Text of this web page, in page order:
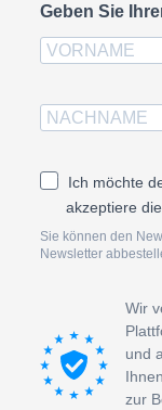
Geben Sie
Ich möchte
akzeptiere
Sie können den
Newsletter
Wir
und
zur